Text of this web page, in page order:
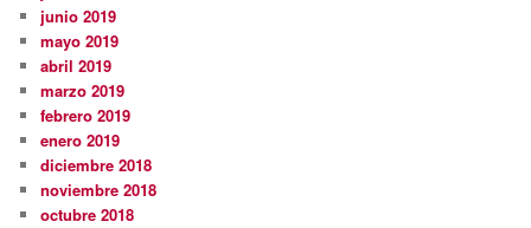
junio 2019
mayo 2019
abril 2019
marzo 2019
febrero 2019
enero 2019
diciembre 2018
noviembre 2018
octubre 2018